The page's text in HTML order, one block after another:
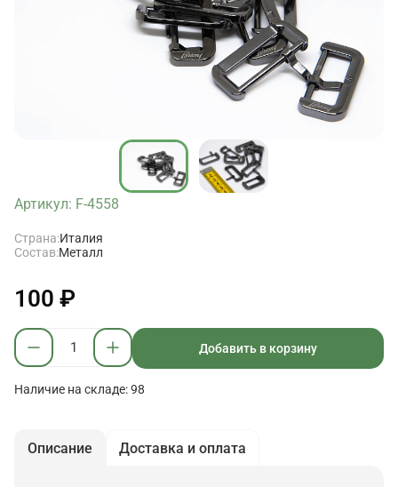
Артикул: F-4558
Страна:Италия
Состав:Металл
100 ₽
Добавить в корзину
Наличие на складе: 98
Описание Доставка и оплата